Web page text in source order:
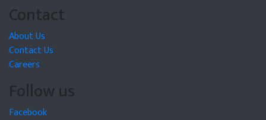
Contact
About Us
Contact Us
Careers
Follow us
Facebook